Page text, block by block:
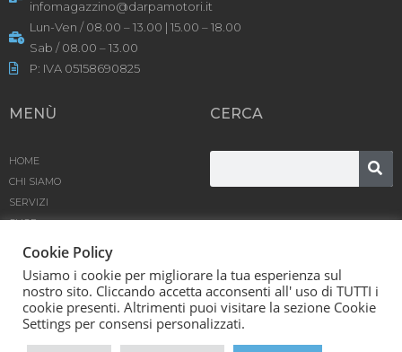
infomagazzino@darpamotori.it
Lun-Ven / 08.00 – 13.00 | 15.00 – 18.00
Sab / 08.00 – 13.00
P: IVA 05158690825
MENÙ
HOME
CHI SIAMO
SERVIZI
SHOP
CONTATTACI
CERCA
D’Arpa Motori SRL © [year] | Powered by
Cookie Policy
Usiamo i cookie per migliorare la tua esperienza sul
nostro sito. Cliccando accetta acconsenti all' uso di TUTTI i
cookie presenti. Altrimenti puoi visitare la sezione Cookie
Settings per consensi personalizzati.